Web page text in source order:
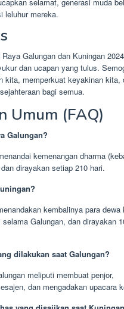
selamat, generasi muda
leluhur mereka.
Galungan dan Kuningan
dan ucapan yang tulus.
kita, memperkuat keyakinan kita,
bagi semua.
Umum (FAQ)
Galungan?
kemenangan dharma
dirayakan setiap 210 hari.
kembalinya para dewa
Galungan, dan dirayakan
dilakukan saat Galungan?
meliputi membuat penjor,
dan mengadakan upacara